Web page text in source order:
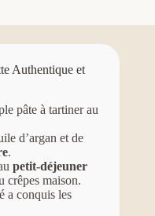
Authentique et
pâte à tartiner au
d’argan et de
.
petit-déjeuner
crêpes maison.
a conquis les